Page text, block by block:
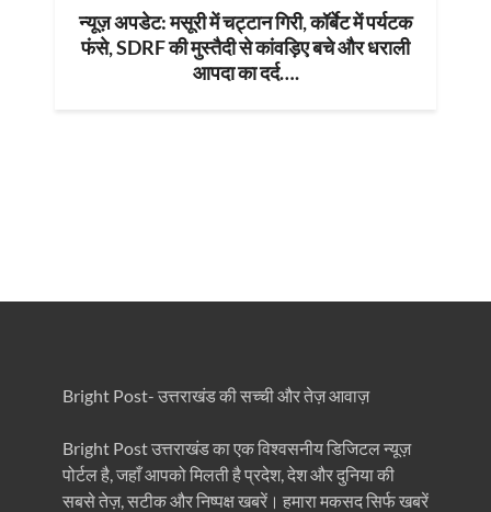
न्यूज़ अपडेट: मसूरी में चट्टान गिरी, कॉर्बेट में पर्यटक
फंसे, SDRF की मुस्तैदी से कांवड़िए बचे और धराली
आपदा का दर्द….
Bright Post- उत्तराखंड की सच्ची और तेज़ आवाज़
Bright Post उत्तराखंड का एक विश्वसनीय डिजिटल न्यूज़
पोर्टल है, जहाँ आपको मिलती है प्रदेश, देश और दुनिया की
सबसे तेज़, सटीक और निष्पक्ष खबरें। हमारा मकसद सिर्फ खबरें